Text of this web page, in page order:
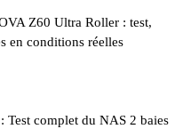
Z60 Ultra Roller : test,
en conditions réelles
Test complet du NAS 2 baies